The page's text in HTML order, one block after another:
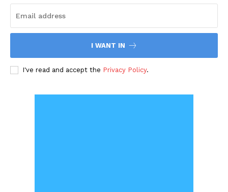
I WANT IN
I've read and accept the Privacy Policy.